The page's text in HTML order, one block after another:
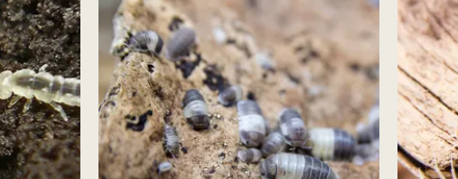
de
prix :
$39.98
à
$74.98
produit
a
plusieurs
variations.
Les
options
peuvent